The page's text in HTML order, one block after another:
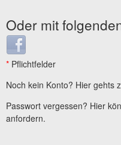
Oder mit
Login with Facebook
* Pflichtfelder
Noch kein Konto? Hier gehts
Passwort vergessen? Hier
anfordern.